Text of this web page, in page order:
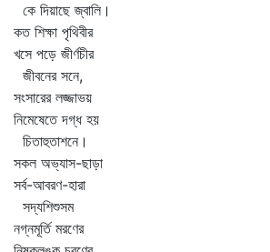
কে দিয়াছে জ্বালি।
কত শিক্ষা পৃথিবীর
খসে পড়ে জীর্ণচীর
জীবনের সনে,
সংসারের লজ্জাভয়
নিমেষেতে দগ্ধ হয়
চিতাহুতাশনে।
সকল অভ্যাস-ছাড়া
সর্ব-আবরণ-হারা
সদ্যশিশুসম
নগ্নমূর্তি মরণের